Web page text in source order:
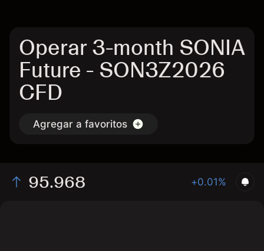
Operar 3-month SONIA
Future - SON3Z2026
CFD
Agregar a favoritos
95.968 +0.01%